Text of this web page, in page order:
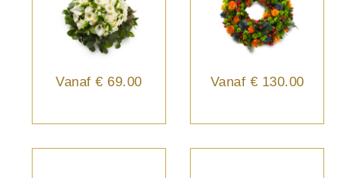
Vanaf € 69.00 Vanaf € 130.00